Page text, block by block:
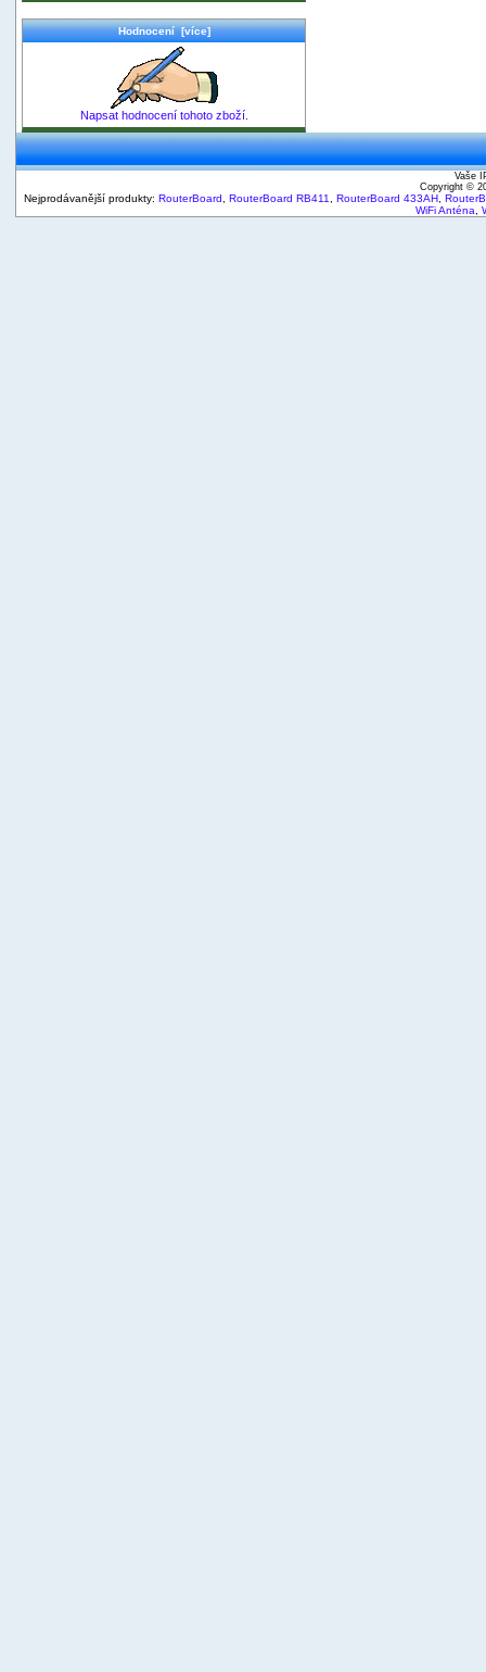
Hodnocení [více]
Napsat hodnocení tohoto zboží.
Vaše
Copyright ©
Nejprodávanější produkty: RouterBoard RouterBoard RB411 RouterBoard 433AH
WiFi Anténa